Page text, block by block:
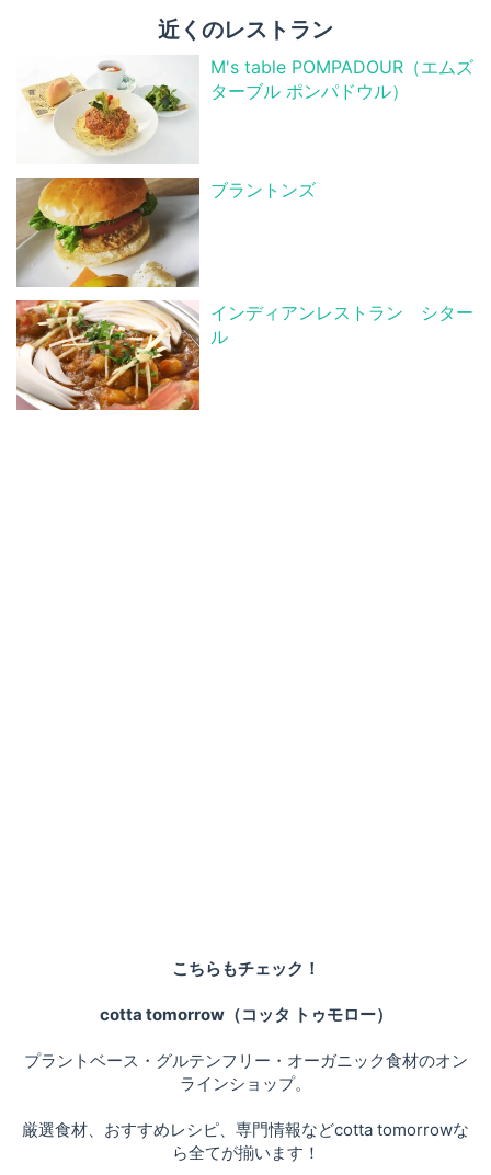
近くのレストラン
M's table POMPADOUR（エムズ
ターブル ポンパドウル）
ブラントンズ
インディアンレストラン シター
ル
こちらもチェック！
cotta tomorrow（コッタ トゥモロー）
プラントベース・グルテンフリー・オーガニック食材のオン
ラインショップ。
厳選食材、おすすめレシピ、専門情報などcotta tomorrowな
ら全てが揃います！